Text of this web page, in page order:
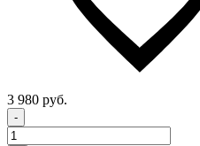
3 980 руб.
-